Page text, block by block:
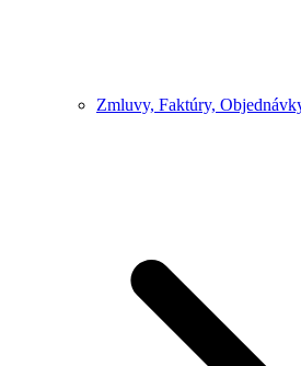
Zmluvy, Faktúry,